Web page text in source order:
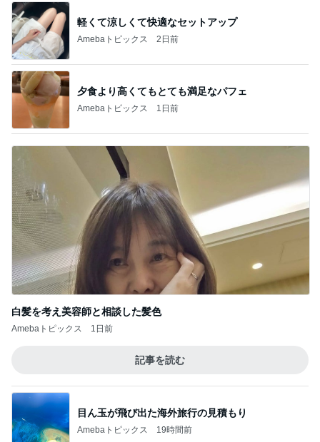
軽くて涼しくて快適なセットアップ
Amebaトピックス 2日前
夕食より高くてもとても満足なパフェ
Amebaトピックス 1日前
白髪を考え美容師と相談した髪色
Amebaトピックス 1日前
記事を読む
目ん玉が飛び出た海外旅行の見積もり
Amebaトピックス 19時間前